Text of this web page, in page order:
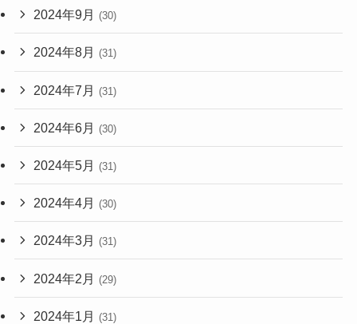
2024年9月 (30)
2024年8月 (31)
2024年7月 (31)
2024年6月 (30)
2024年5月 (31)
2024年4月 (30)
2024年3月 (31)
2024年2月 (29)
2024年1月 (31)